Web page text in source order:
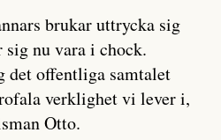
brukar uttrycka sig
nu vara i chock.
det offentliga samtalet
verklighet vi lever i,
Otto.